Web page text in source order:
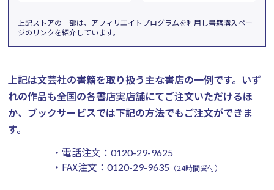
上記ストアの一部は、アフィリエイトプログラムを利用し書籍購入ペー
ジのリンクを紹介しています。
上記は文芸社の書籍を取り扱う主な書店の一例です。 いず
れの作品も全国の各書店実店舗にてご注文いただけるほ
か、ブックサービスでは下記の方法でもご注文ができま
す。
・電話注文： 0120-29-9625
・FAX注文： 0120-29-9635 （24時間受付）